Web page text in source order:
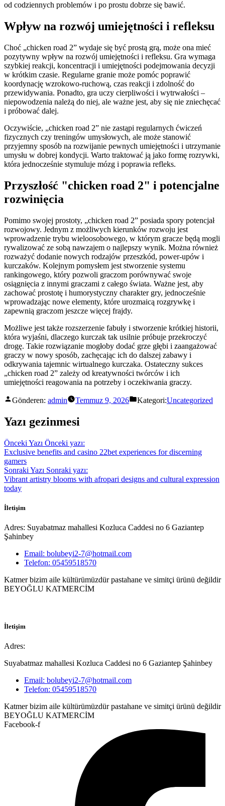
od codziennych problemów i po prostu dobrze się bawić.
Wpływ na rozwój umiejętności i refleksu
Choć „chicken road 2” wydaje się być prostą grą, może ona mieć
pozytywny wpływ na rozwój umiejętności i refleksu. Gra wymaga
szybkiej reakcji, koncentracji i umiejętności podejmowania decyzji
w krótkim czasie. Regularne granie może pomóc poprawić
koordynację wzrokowo-ruchową, czas reakcji i zdolność do
przewidywania. Ponadto, gra uczy cierpliwości i wytrwałości –
niepowodzenia należą do niej, ale ważne jest, aby się nie zniechęcać
i próbować dalej.
Oczywiście, „chicken road 2” nie zastąpi regularnych ćwiczeń
fizycznych czy treningów umysłowych, ale może stanowić
przyjemny sposób na rozwijanie pewnych umiejętności i utrzymanie
umysłu w dobrej kondycji. Warto traktować ją jako formę rozrywki,
która jednocześnie stymuluje mózg i poprawia refleks.
Przyszłość "chicken road 2" i potencjalne
rozwinięcia
Pomimo swojej prostoty, „chicken road 2” posiada spory potencjał
rozwojowy. Jednym z możliwych kierunków rozwoju jest
wprowadzenie trybu wieloosobowego, w którym gracze będą mogli
rywalizować ze sobą nawzajem o najlepszy wynik. Można również
rozważyć dodanie nowych rodzajów przeszkód, power-upów i
kurczaków. Kolejnym pomysłem jest stworzenie systemu
rankingowego, który pozwoli graczom porównywać swoje
osiągnięcia z innymi graczami z całego świata. Ważne jest, aby
zachować prostotę i humorystyczny charakter gry, jednocześnie
wprowadzając nowe elementy, które urozmaicą rozgrywkę i
zapewnią graczom jeszcze więcej frajdy.
Możliwe jest także rozszerzenie fabuły i stworzenie krótkiej historii,
która wyjaśni, dlaczego kurczak tak usilnie próbuje przekroczyć
drogę. Takie rozwiązanie mogłoby dodać grze głębi i zaangażować
graczy w nowy sposób, zachęcając ich do dalszej zabawy i
odkrywania tajemnic wirtualnego kurczaka. Ostateczny sukces
„chicken road 2” zależy od kreatywności twórców i ich
umiejętności reagowania na potrzeby i oczekiwania graczy.
Gönderen: admin Temmuz 9, 2026 Kategori:Uncategorized
Yazı gezinmesi
Önceki Yazı Önceki yazı:
Exclusive benefits and casino 22bet experiences for discerning
gamers
Sonraki Yazı Sonraki yazı:
Vibrant artistry blooms with afropari designs and cultural expression
today
İletişim
Adres: Suyabatmaz mahallesi Kozluca Caddesi no 6 Gaziantep
Şahinbey
Email: bolubeyi2-7@hotmail.com
Telefon: 05459518570
Katmer bizim aile kültürümüzdür pastahane ve simitçi ürünü değildir
BEYOĞLU KATMERCİM
İletişim
Adres:
Suyabatmaz mahallesi Kozluca Caddesi no 6 Gaziantep Şahinbey
Email: bolubeyi2-7@hotmail.com
Telefon: 05459518570
Katmer bizim aile kültürümüzdür pastahane ve simitçi ürünü değildir
BEYOĞLU KATMERCİM
Facebook-f